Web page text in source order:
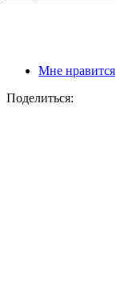
Мне нравится
Поделиться: